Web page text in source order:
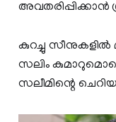
അവതരിപ്പിക്കാൻ
കുറച്ചു സീനുകളിൽ
സലിം
സലീമിന്റെ